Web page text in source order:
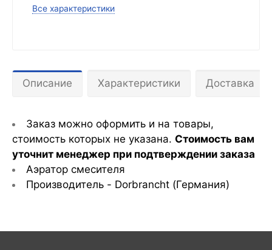
Все характеристики
Описание Характеристики Доставка
Заказ можно оформить и на товары,
стоимость которых не указана. Стоимость вам
уточнит менеджер при подтверждении заказа
Аэратор смесителя
Производитель - Dorbrancht (Германия)